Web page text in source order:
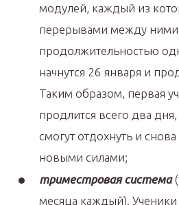
модулей, каждый из
перерывами между ними
продолжительностью
начнутся 26 января и
Таким образом, первая
продлится всего два
смогут отдохнуть и снова
новыми силами;
триместровая система
месяца каждый). Ученики